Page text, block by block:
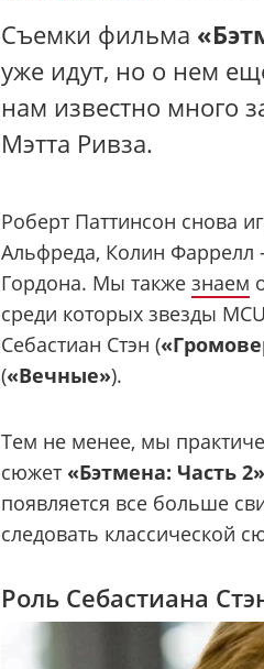
Съемки фильма
уже идут, но о нем
нам известно много
Мэтта Ривза.
Роберт Паттинсон снова
Альфреда, Колин
Гордона. Мы также знаем
среди которых звезды
Себастиан Стэн (
(«Вечные»).
Тем не менее, мы
сюжет «Бэтмена: Часть 2»
появляется все больше
следовать классической
Роль Себастиана